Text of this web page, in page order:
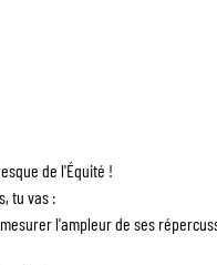
de l'Équité !
tu vas :
l'ampleur de ses